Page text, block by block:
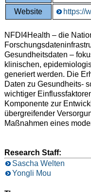
Website https://
NFDI4Health – die
Gesundheitsdaten –
klinischen,
generiert werden. Die
Daten zu Gesundheits-
wichtiger
Komponente zur
übergreifender
Maßnahmen eines
Research Staff:
Sascha Welten
Yongli Mou